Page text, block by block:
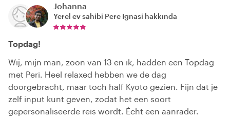
Johanna
Yerel ev sahibi Pere Ignasi hakkında
Topdag!
Wij, mijn man, zoon van 13 en ik, hadden een Topdag
met Peri. Heel relaxed hebben we de dag
doorgebracht, maar toch half Kyoto gezien. Fijn dat je
zelf input kunt geven, zodat het een soort
gepersonaliseerde reis wordt. Écht een aanrader.